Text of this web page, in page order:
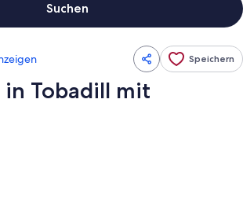
Suchen
Speichern
Tobadill mit